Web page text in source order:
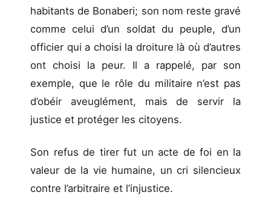
habitants de Bonaberi; son nom reste gravé
comme celui d’un soldat du peuple, d’un
officier qui a choisi la droiture là où d’autres
ont choisi la peur. Il a rappelé, par son
exemple, que le rôle du militaire n’est pas
d’obéir aveuglément, mais de servir la
justice et protéger les citoyens.
Son refus de tirer fut un acte de foi en la
valeur de la vie humaine, un cri silencieux
contre l’arbitraire et l’injustice.